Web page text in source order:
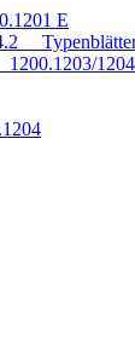
E
1204